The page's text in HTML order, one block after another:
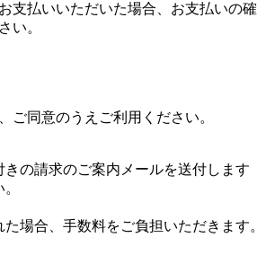
払いいただいた場合、お支払いの
い。
ご同意のうえご利用ください。
の請求のご案内メールを送付しま
場合、手数料をご負担いただきま